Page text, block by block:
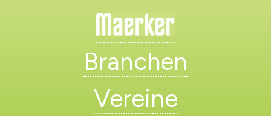
Branchen
Vereine